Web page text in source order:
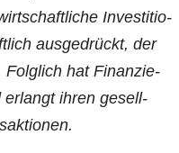
Inves­ti­tio­
aus­ge­drückt, der
Folg­lich hat Finan­zie­
erlangt ihren gesell­